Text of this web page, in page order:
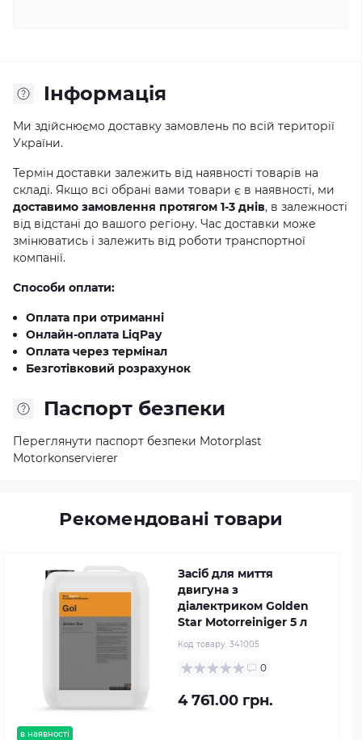
Iнформація
Ми здійснюємо доставку замовлень по всій території
України.
Термін доставки залежить від наявності товарів на
складі. Якщо всі обрані вами товари є в наявності, ми
доставимо замовлення протягом 1-3 днів, в залежності
від відстані до вашого регіону. Час доставки може
змінюватись і залежить від роботи транспортної
компанії.
Способи оплати:
Оплата при отриманні
Онлайн-оплата LiqPay
Оплата через термінал
Безготівковий розрахунок
Паспорт безпеки
Переглянути паспорт безпеки Motorplast
Motorkonservierer
Рекомендовані товари
в наявності
Засіб для миття
двигуна з
діалектриком Golden
Star Motorreiniger 5 л
Код товару: 341005
0
4 761.00 грн.